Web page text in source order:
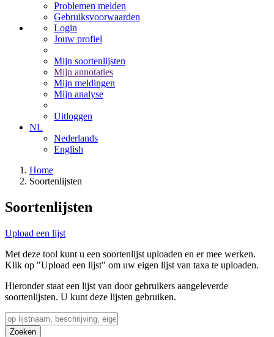
Problemen melden
Gebruiksvoorwaarden
Login
Jouw profiel
Mijn soortenlijsten
Mijn annotaties
Mijn meldingen
Mijn analyse
Uitloggen
NL
Nederlands
English
Home
Soortenlijsten
Soortenlijsten
Upload een lijst
Met deze tool kunt u een soortenlijst uploaden en er mee werken.
Klik op "Upload een lijst" om uw eigen lijst van taxa te uploaden.
Hieronder staat een lijst van door gebruikers aangeleverde
soortenlijsten. U kunt deze lijsten gebruiken.
Zoeken